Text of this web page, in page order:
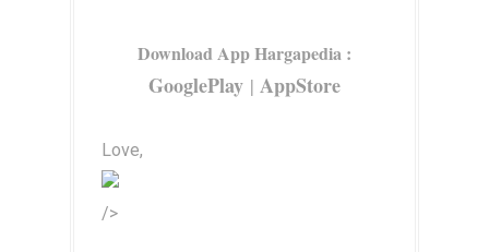
Download App Hargapedia :
GooglePlay | AppStore
Love,
/>